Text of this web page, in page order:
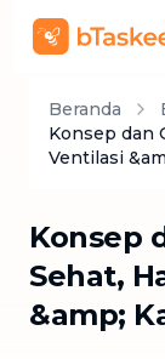
Beranda
Konsep dan
Ventilasi
Konsep
Sehat,
&amp;